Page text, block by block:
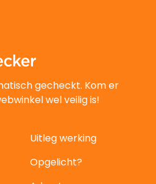
gecheckt. Kom er
wel veilig is!
Uitleg werking
Opgelicht?